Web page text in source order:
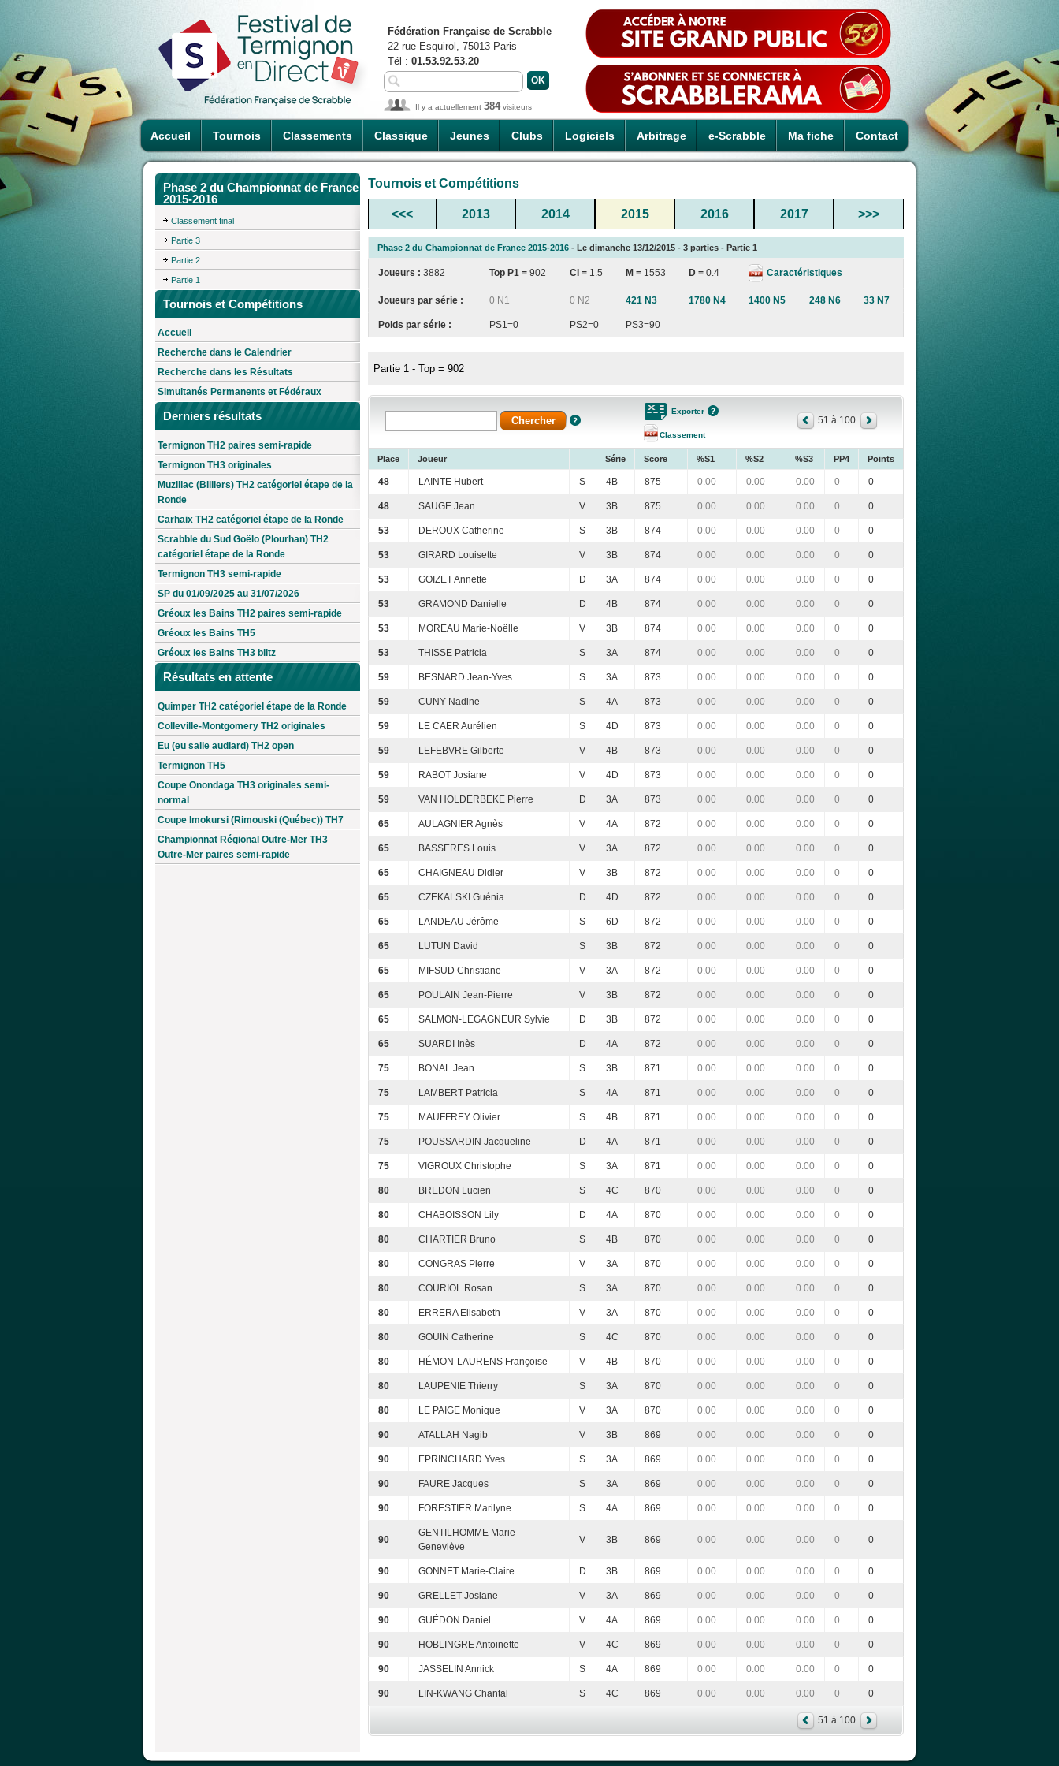
Accueil Tournois Classements Classique Jeunes Clubs Logiciels Arbitrage e-Scrabble Ma fiche Contact
Fédération Française de Scrabble
22 rue Esquirol, 75013 Paris
Tél : 01.53.92.53.20
Il y a actuellement 384visiteurs
Phase 2 du Championnat de France
2015-2016
Classement final
Partie 3
Partie 2
Partie 1
Tournois et Compétitions
Accueil
Recherche dans le Calendrier
Recherche dans les Résultats
Simultanés Permanents et Fédéraux
Derniers résultats
Termignon TH2 paires semi-rapide
Termignon TH3 originales
Muzillac (Billiers) TH2 catégoriel étape de la
Ronde
Carhaix TH2 catégoriel étape de la Ronde
Scrabble du Sud Goëlo (Plourhan) TH2
catégoriel étape de la Ronde
Termignon TH3 semi-rapide
SP du 01/09/2025 au 31/07/2026
Gréoux les Bains TH2 paires semi-rapide
Gréoux les Bains TH5
Gréoux les Bains TH3 blitz
Résultats en attente
Quimper TH2 catégoriel étape de la Ronde
Colleville-Montgomery TH2 originales
Eu (eu salle audiard) TH2 open
Termignon TH5
Coupe Onondaga TH3 originales semi-
normal
Coupe Imokursi (Rimouski (Québec)) TH7
Championnat Régional Outre-Mer TH3
Outre-Mer paires semi-rapide
Tournois et Compétitions
<<< 2013 2014 2015 2016 2017 >>>
Phase 2 du Championnat de France 2015-2016 - Le dimanche 13/12/2015 - 3 parties - Partie 1
Joueurs : 3882 Top P1 = 902 CI = 1.5 M = 1553 D = 0.4 Caractéristiques
Joueurs par série : 0 N1 0 N2 421 N3 1780 N4 1400 N5 248 N6 33 N7
Poids par série : PS1=0 PS2=0 PS3=90
Partie 1 - Top = 902
Exporter
Classement
51 à 100
Place Joueur Série Score %S1 %S2 %S3 PP4 Points
48 LAINTE Hubert S 4B 875 0.00 0.00 0.00 0 0
48 SAUGE Jean V 3B 875 0.00 0.00 0.00 0 0
53 DEROUX Catherine S 3B 874 0.00 0.00 0.00 0 0
53 GIRARD Louisette V 3B 874 0.00 0.00 0.00 0 0
53 GOIZET Annette D 3A 874 0.00 0.00 0.00 0 0
53 GRAMOND Danielle D 4B 874 0.00 0.00 0.00 0 0
53 MOREAU Marie-Noëlle V 3B 874 0.00 0.00 0.00 0 0
53 THISSE Patricia S 3A 874 0.00 0.00 0.00 0 0
59 BESNARD Jean-Yves S 3A 873 0.00 0.00 0.00 0 0
59 CUNY Nadine S 4A 873 0.00 0.00 0.00 0 0
59 LE CAER Aurélien S 4D 873 0.00 0.00 0.00 0 0
59 LEFEBVRE Gilberte V 4B 873 0.00 0.00 0.00 0 0
59 RABOT Josiane V 4D 873 0.00 0.00 0.00 0 0
59 VAN HOLDERBEKE Pierre D 3A 873 0.00 0.00 0.00 0 0
65 AULAGNIER Agnès V 4A 872 0.00 0.00 0.00 0 0
65 BASSERES Louis V 3A 872 0.00 0.00 0.00 0 0
65 CHAIGNEAU Didier V 3B 872 0.00 0.00 0.00 0 0
65 CZEKALSKI Guénia D 4D 872 0.00 0.00 0.00 0 0
65 LANDEAU Jérôme S 6D 872 0.00 0.00 0.00 0 0
65 LUTUN David S 3B 872 0.00 0.00 0.00 0 0
65 MIFSUD Christiane V 3A 872 0.00 0.00 0.00 0 0
65 POULAIN Jean-Pierre V 3B 872 0.00 0.00 0.00 0 0
65 SALMON-LEGAGNEUR Sylvie D 3B 872 0.00 0.00 0.00 0 0
65 SUARDI Inès D 4A 872 0.00 0.00 0.00 0 0
75 BONAL Jean S 3B 871 0.00 0.00 0.00 0 0
75 LAMBERT Patricia S 4A 871 0.00 0.00 0.00 0 0
75 MAUFFREY Olivier S 4B 871 0.00 0.00 0.00 0 0
75 POUSSARDIN Jacqueline D 4A 871 0.00 0.00 0.00 0 0
75 VIGROUX Christophe S 3A 871 0.00 0.00 0.00 0 0
80 BREDON Lucien S 4C 870 0.00 0.00 0.00 0 0
80 CHABOISSON Lily D 4A 870 0.00 0.00 0.00 0 0
80 CHARTIER Bruno S 4B 870 0.00 0.00 0.00 0 0
80 CONGRAS Pierre V 3A 870 0.00 0.00 0.00 0 0
80 COURIOL Rosan S 3A 870 0.00 0.00 0.00 0 0
80 ERRERA Elisabeth V 3A 870 0.00 0.00 0.00 0 0
80 GOUIN Catherine S 4C 870 0.00 0.00 0.00 0 0
80 HÉMON-LAURENS Françoise V 4B 870 0.00 0.00 0.00 0 0
80 LAUPENIE Thierry S 3A 870 0.00 0.00 0.00 0 0
80 LE PAIGE Monique V 3A 870 0.00 0.00 0.00 0 0
90 ATALLAH Nagib V 3B 869 0.00 0.00 0.00 0 0
90 EPRINCHARD Yves S 3A 869 0.00 0.00 0.00 0 0
90 FAURE Jacques S 3A 869 0.00 0.00 0.00 0 0
90 FORESTIER Marilyne S 4A 869 0.00 0.00 0.00 0 0
90
GENTILHOMME Marie-
Geneviève
V 3B 869 0.00 0.00 0.00 0 0
90 GONNET Marie-Claire D 3B 869 0.00 0.00 0.00 0 0
90 GRELLET Josiane V 3A 869 0.00 0.00 0.00 0 0
90 GUÉDON Daniel V 4A 869 0.00 0.00 0.00 0 0
90 HOBLINGRE Antoinette V 4C 869 0.00 0.00 0.00 0 0
90 JASSELIN Annick S 4A 869 0.00 0.00 0.00 0 0
90 LIN-KWANG Chantal S 4C 869 0.00 0.00 0.00 0 0
51 à 100